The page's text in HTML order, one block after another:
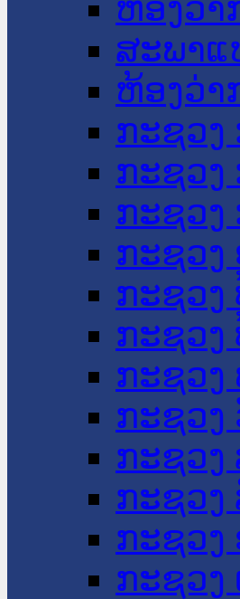
ຫ້ອງວ່າ
ສະພາແ
ຫ້ອງວ່າ
ກະຊວງ
ກະຊວງ
ກະຊວງ
ກະຊວງ
ກະຊວງ
ກະຊວງ
ກະຊວງ
ກະຊວງ
ກະຊວງ
ກະຊວງ
ກະຊວງ
ກະຊວງ